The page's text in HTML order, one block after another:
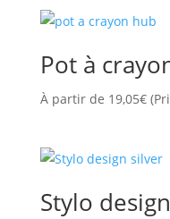
Pot à
À partir de 19,05€
Stylo